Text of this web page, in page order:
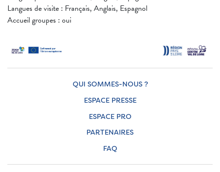
Langues de visite : Français, Anglais, Espagnol
Accueil groupes : oui
QUI SOMMES-NOUS ?
ESPACE PRESSE
ESPACE PRO
PARTENAIRES
FAQ